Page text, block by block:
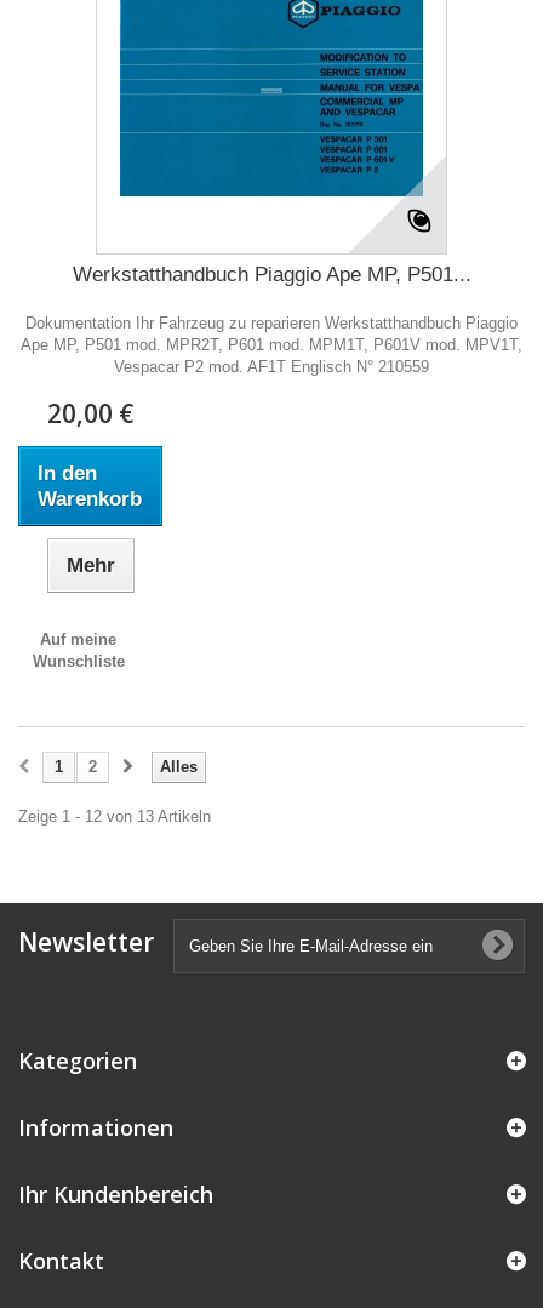
Werkstatthandbuch Piaggio Ape MP, P501...
Dokumentation Ihr Fahrzeug zu reparieren Werkstatthandbuch Piaggio
Ape MP, P501 mod. MPR2T, P601 mod. MPM1T, P601V mod. MPV1T,
Vespacar P2 mod. AF1T Englisch N° 210559
20,00 €
In den
Warenkorb
Mehr
Auf meine
Wunschliste
Alles
1 2
Zeige 1 - 12 von 13 Artikeln
Newsletter
Kategorien
Informationen
Ihr Kundenbereich
Kontakt